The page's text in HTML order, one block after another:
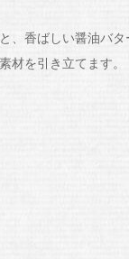
、香ばしい醤油バ
材を引き立てます